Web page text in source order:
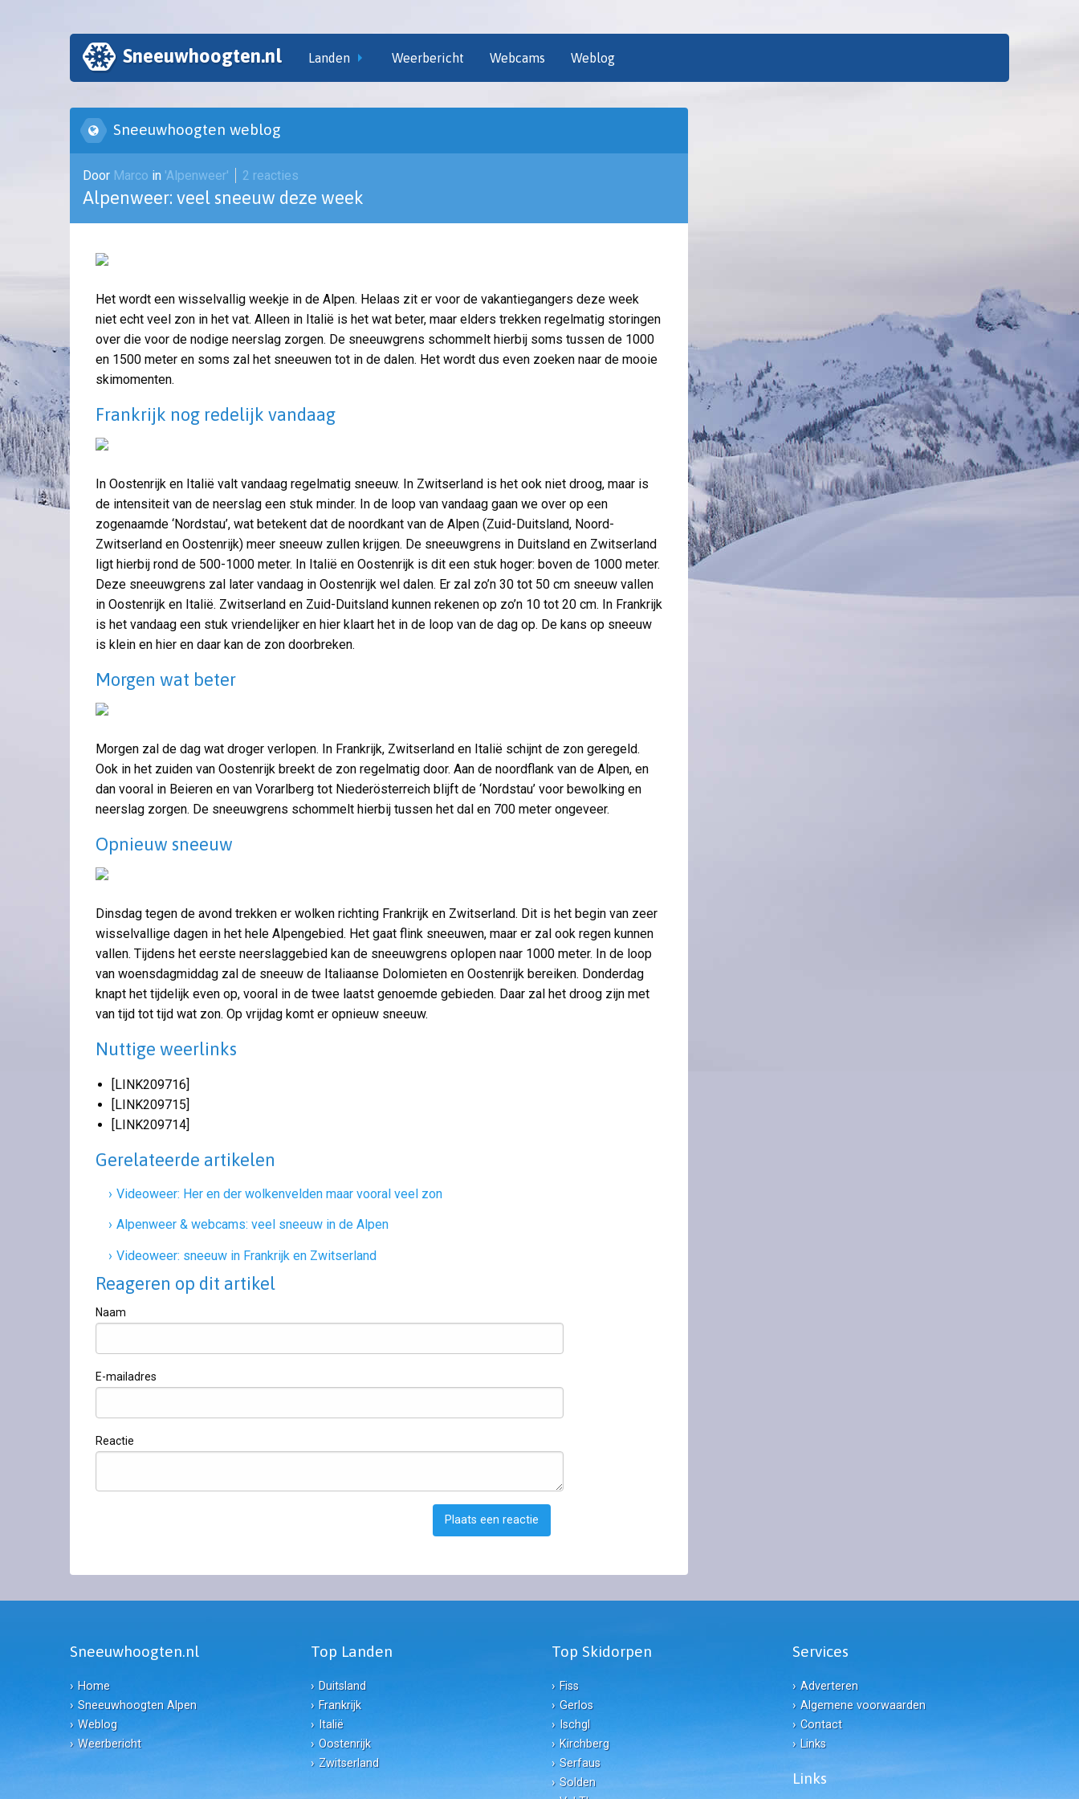
Sneeuwhoogten.nl Landen Weerbericht Webcams Weblog
Sneeuwhoogten weblog
Door Marco in 'Alpenweer' 2 reacties
Alpenweer: veel sneeuw deze week
Het wordt een wisselvallig weekje in de Alpen. Helaas zit er voor de vakantiegangers deze week
niet echt veel zon in het vat. Alleen in Italië is het wat beter, maar elders trekken regelmatig storingen
over die voor de nodige neerslag zorgen. De sneeuwgrens schommelt hierbij soms tussen de 1000
en 1500 meter en soms zal het sneeuwen tot in de dalen. Het wordt dus even zoeken naar de mooie
skimomenten.
Frankrijk nog redelijk vandaag
In Oostenrijk en Italië valt vandaag regelmatig sneeuw. In Zwitserland is het ook niet droog, maar is
de intensiteit van de neerslag een stuk minder. In de loop van vandaag gaan we over op een
zogenaamde ‘Nordstau’, wat betekent dat de noordkant van de Alpen (Zuid-Duitsland, Noord-
Zwitserland en Oostenrijk) meer sneeuw zullen krijgen. De sneeuwgrens in Duitsland en Zwitserland
ligt hierbij rond de 500-1000 meter. In Italië en Oostenrijk is dit een stuk hoger: boven de 1000 meter.
Deze sneeuwgrens zal later vandaag in Oostenrijk wel dalen. Er zal zo’n 30 tot 50 cm sneeuw vallen
in Oostenrijk en Italië. Zwitserland en Zuid-Duitsland kunnen rekenen op zo’n 10 tot 20 cm. In Frankrijk
is het vandaag een stuk vriendelijker en hier klaart het in de loop van de dag op. De kans op sneeuw
is klein en hier en daar kan de zon doorbreken.
Morgen wat beter
Morgen zal de dag wat droger verlopen. In Frankrijk, Zwitserland en Italië schijnt de zon geregeld.
Ook in het zuiden van Oostenrijk breekt de zon regelmatig door. Aan de noordflank van de Alpen, en
dan vooral in Beieren en van Vorarlberg tot Niederösterreich blijft de ‘Nordstau’ voor bewolking en
neerslag zorgen. De sneeuwgrens schommelt hierbij tussen het dal en 700 meter ongeveer.
Opnieuw sneeuw
Dinsdag tegen de avond trekken er wolken richting Frankrijk en Zwitserland. Dit is het begin van zeer
wisselvallige dagen in het hele Alpengebied. Het gaat flink sneeuwen, maar er zal ook regen kunnen
vallen. Tijdens het eerste neerslaggebied kan de sneeuwgrens oplopen naar 1000 meter. In de loop
van woensdagmiddag zal de sneeuw de Italiaanse Dolomieten en Oostenrijk bereiken. Donderdag
knapt het tijdelijk even op, vooral in de twee laatst genoemde gebieden. Daar zal het droog zijn met
van tijd tot tijd wat zon. Op vrijdag komt er opnieuw sneeuw.
Nuttige weerlinks
[LINK209716]
[LINK209715]
[LINK209714]
Gerelateerde artikelen
Videoweer: Her en der wolkenvelden maar vooral veel zon
Alpenweer & webcams: veel sneeuw in de Alpen
Videoweer: sneeuw in Frankrijk en Zwitserland
Reageren op dit artikel
Naam
E-mailadres
Reactie
Plaats een reactie
Sneeuwhoogten.nl
Home
Sneeuwhoogten Alpen
Weblog
Weerbericht
Top Landen
Duitsland
Frankrijk
Italië
Oostenrijk
Zwitserland
Top Skidorpen
Fiss
Gerlos
Ischgl
Kirchberg
Serfaus
Solden
Services
Adverteren
Algemene voorwaarden
Contact
Links
Links